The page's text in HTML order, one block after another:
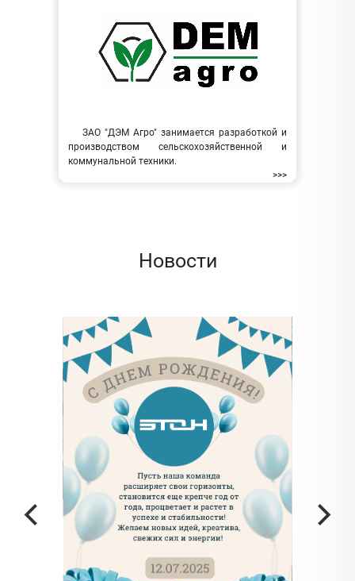
ЗАО "ДЭМ Агро" занимается разработкой и
производством сельскохозяйственной и
коммунальной техники.
>>>
Новости